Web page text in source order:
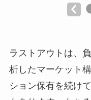
ラストアウトは、
析したマーケット
ション保有を続け